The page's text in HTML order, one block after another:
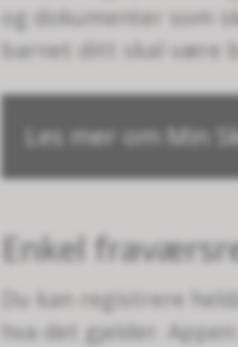
og dokumenter som
barnet ditt skal være
Les mer om Min
Enkel
Du kan registrere
hva det gjelder.